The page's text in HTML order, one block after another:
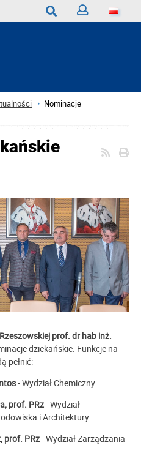
Nominacje
prof. dr hab inż.
dziekańskie. Funkcje na
pełnić:
- Wydział Chemiczny
prof. PRz- Wydział
i Architektury
prof. PRz- Wydział Zarządzania